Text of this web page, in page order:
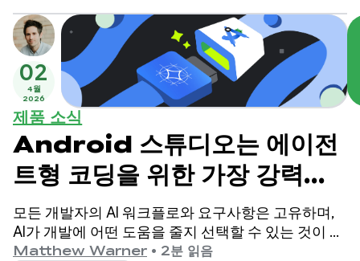
02
4월
2026
제품 소식
Android 스튜디오는 에이전
트형 코딩을 위한 가장 강력한
로컬 모델인 Gemma 4를 지
원합니다.
모든 개발자의 AI 워크플로와 요구사항은 고유하며,
AI가 개발에 어떤 도움을 줄지 선택할 수 있는 것이 중
요합니다. 1월에 Android 스튜디오에서 AI 기능을 구
Matthew Warner • 2분 읽음